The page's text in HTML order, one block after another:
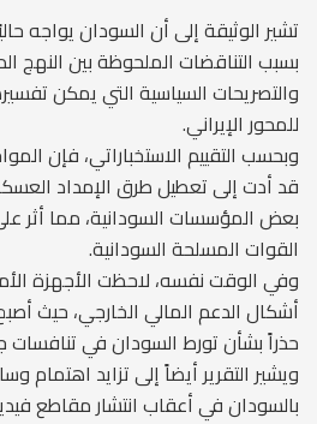
تشير الوثيقة إلى أن السودان يواجه
بسبب التناقضات الملحوظة بين النهج
والتصريحات السياسية التي يمكن
للمحور الإيراني.
وبحسب التقييم الاستخباراتي، فإن
قد أدت إلى تعطيل طرق الإمداد
بعض المؤسسات السودانية، مما أثر
القوات المسلحة السودانية.
وفي الوقت نفسه، لاحظت الأجهزة
أشكال الدعم المالي الخارجي، حيث
حذراً بشأن تورط السودان في تنافسات
ويشير التقرير أيضاً إلى تزايد اهتمام
بالسودان في أعقاب انتشار مقاطع